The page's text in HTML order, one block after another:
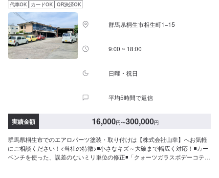
営業時間：9:00~19:00
代車OK カードOK QR決済OK
群馬県桐生市相生町1−15
9:00 ~ 18:00
日曜・祝日
平均5時間で返信
実績金額 16,000円〜300,000円
群馬県桐生市でのエアロパーツ塗装・取り付けは【株式会社山幸】へお気軽
にご相談ください！<当社の特徴>◾小さなキズ～大破まで幅広く対応！◾カー
ベンチを使った、誤差のないミリ単位の修正◾「クォーツガラスボデーコティ